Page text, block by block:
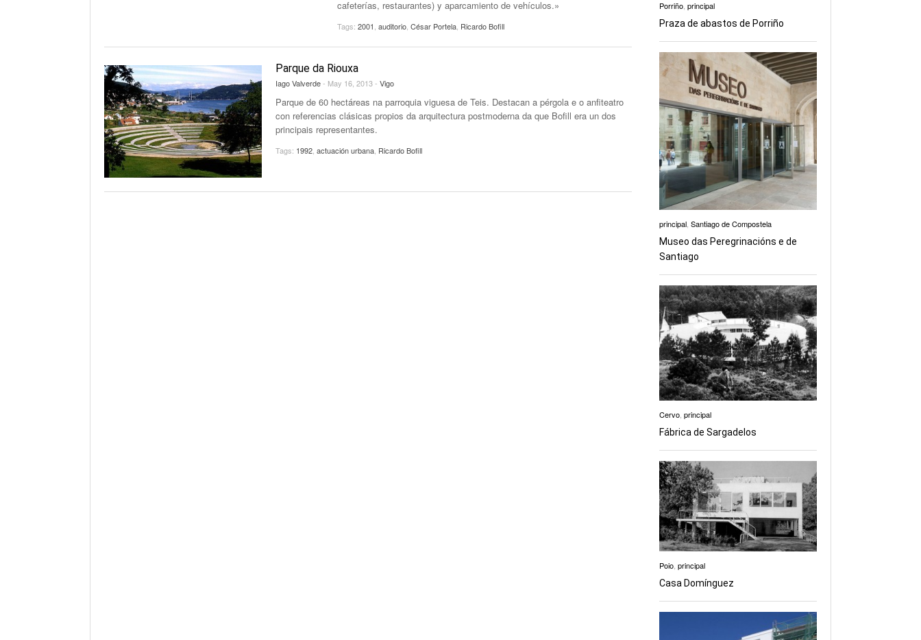
cafeterías, restaurantes) y aparcamiento de vehículos.»
Tags: 2001 auditorio César Portela Ricardo Bofill
Parque da Riouxa
Iago Valverde- May 16, 2013 - Vigo
Parque de 60 hectáreas na parroquia viguesa de Teis. Destacan a pérgola e o anfiteatro
con referencias clásicas propios da arquitectura postmoderna da que Bofill era un dos
principais representantes.
Tags: 1992 actuación urbana Ricardo Bofill
Porriño principal
Praza de abastos de Porriño
principal Santiago de Compostela
Museo das Peregrinacións e de
Santiago
Cervo principal
Fábrica de Sargadelos
Poio principal
Casa Domínguez